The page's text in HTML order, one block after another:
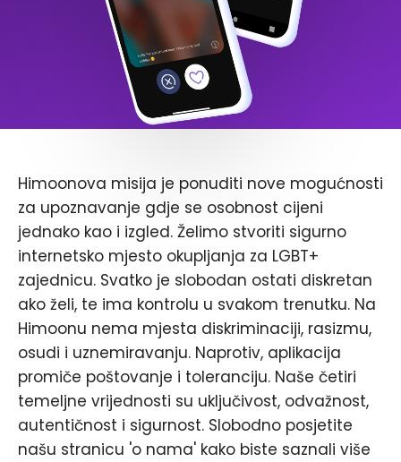
Himoonova misija je ponuditi nove mogućnosti
za upoznavanje gdje se osobnost cijeni
jednako kao i izgled. Želimo stvoriti sigurno
internetsko mjesto okupljanja za LGBT+
zajednicu. Svatko je slobodan ostati diskretan
ako želi, te ima kontrolu u svakom trenutku. Na
Himoonu nema mjesta diskriminaciji, rasizmu,
osudi i uznemiravanju. Naprotiv, aplikacija
promiče poštovanje i toleranciju. Naše četiri
temeljne vrijednosti su uključivost, odvažnost,
autentičnost i sigurnost. Slobodno posjetite
našu stranicu 'o nama' kako biste saznali više